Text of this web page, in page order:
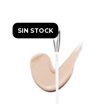
SIN STOCK